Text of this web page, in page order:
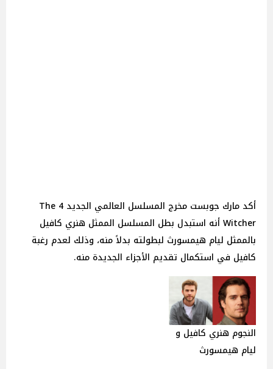
أكد مارك جوبست مخرج المسلسل العالمي الجديد 4 The
Witcher أنه استبدل بطل المسلسل الممثل هنري كافيل
بالممثل ليام هيمسورث لبطولته بدلاً منه، وذلك لعدم رغبة
كافيل في استكمال تقديم الأجزاء الجديدة منه.
النجوم هنري كافيل و
ليام هيمسورث